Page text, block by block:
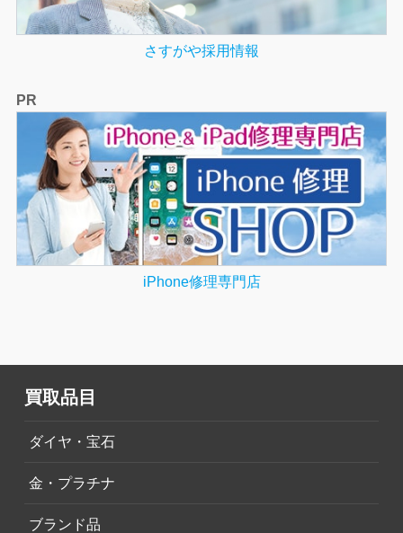
さすがや採用情報
PR
iPhone修理専門店
買取品目
ダイヤ・宝石
金・プラチナ
ブランド品